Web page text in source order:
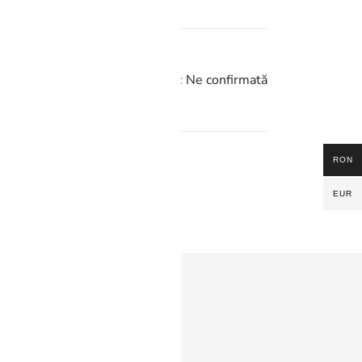
Următorul: Ne confirmată
RON
EUR